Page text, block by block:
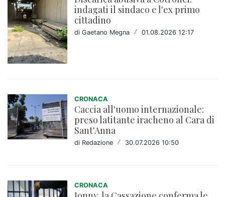
indagati il sindaco e l'ex primo
cittadino
di Gaetano Megna / 01.08.2026 12:17
CRONACA
Caccia all'uomo internazionale:
preso latitante iracheno al Cara di
Sant'Anna
di Redazione / 30.07.2026 10:50
CRONACA